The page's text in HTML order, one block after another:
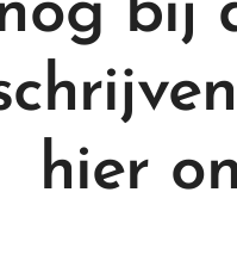
bij
hier